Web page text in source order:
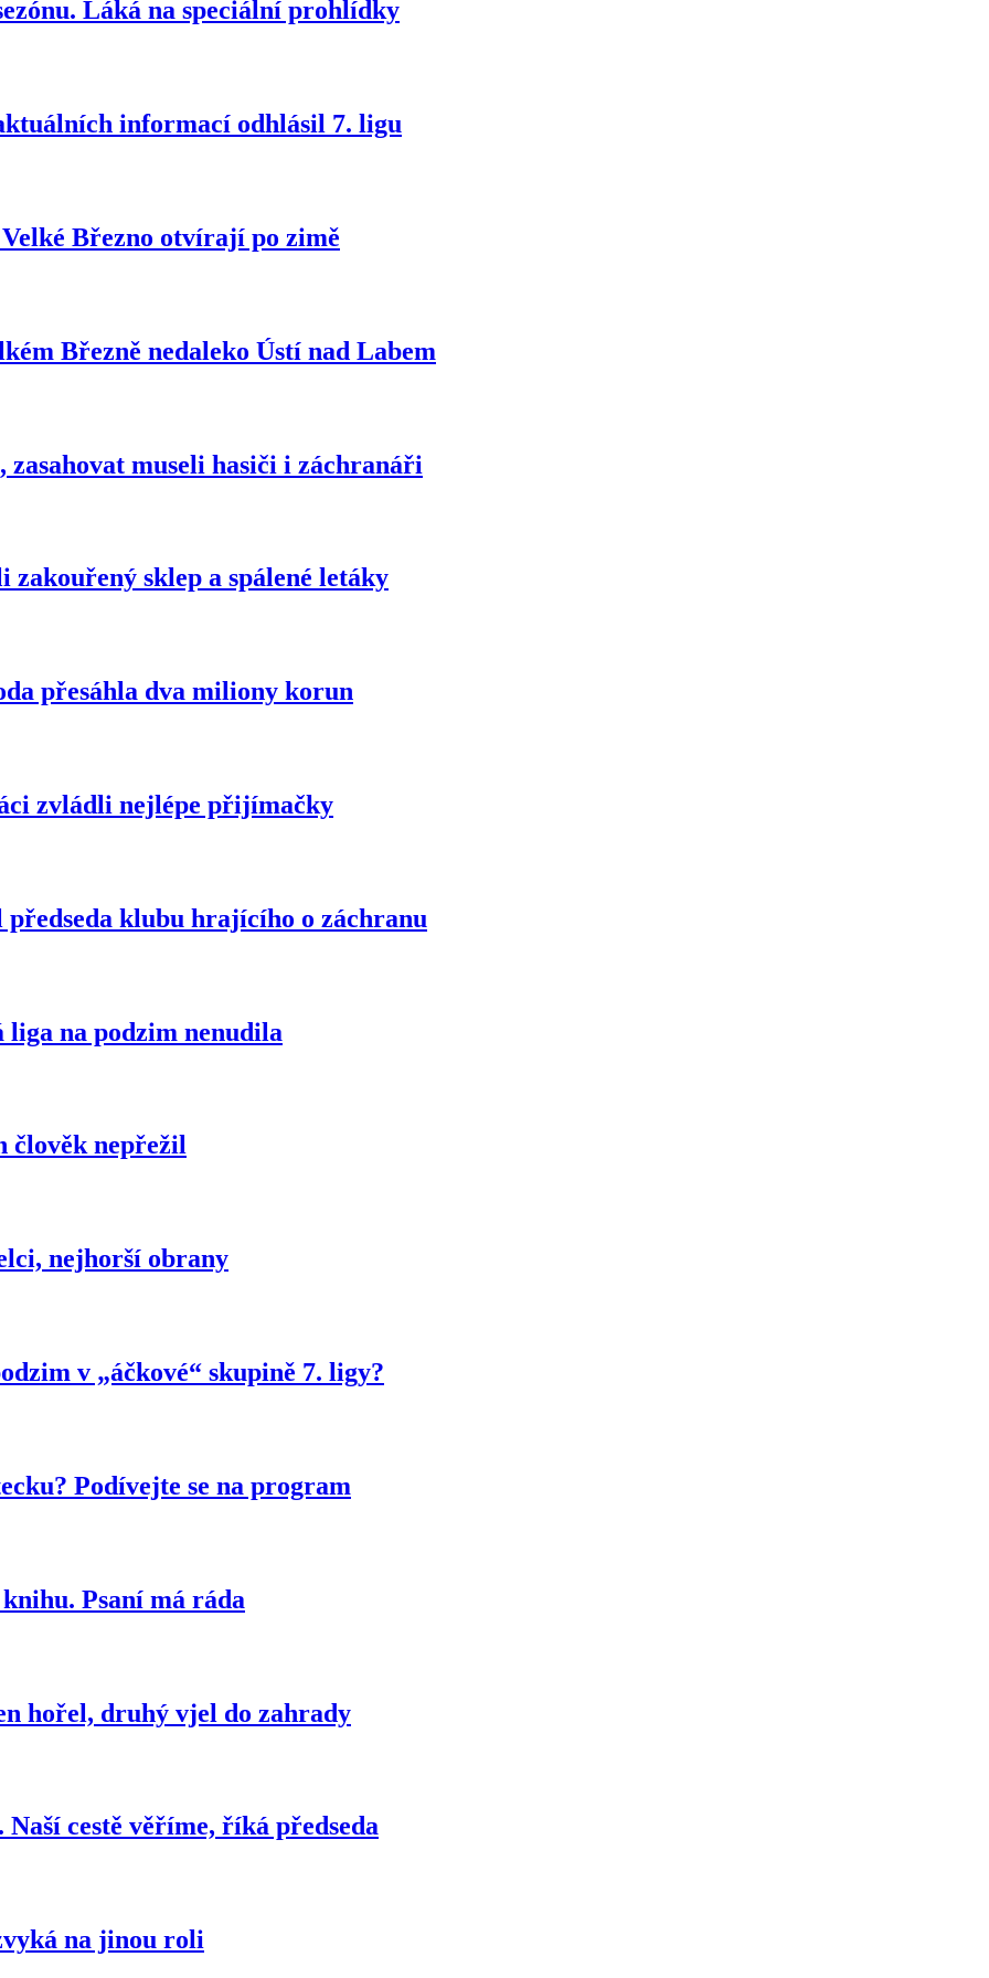
Láká na speciální prohlídky
informací odhlásil 7. ligu
Březno otvírají po zimě
Březně nedaleko Ústí nad Labem
museli hasiči i záchranáři
sklep a spálené letáky
přesáhla dva miliony korun
zvládli nejlépe přijímačky
klubu hrajícího o záchranu
na podzim nenudila
člověk nepřežil
nejhorší obrany
v „áčkové“ skupině 7. ligy?
Podívejte se na program
Psaní má ráda
hořel, druhý vjel do zahrady
cestě věříme, říká předseda
na jinou roli